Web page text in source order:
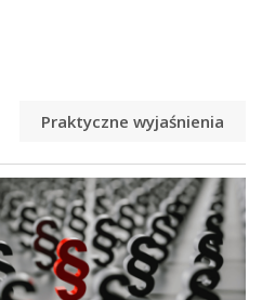
Praktyczne wyjaśnienia